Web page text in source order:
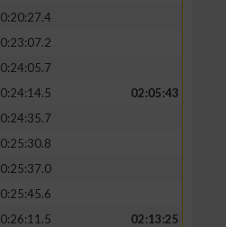
02:05:43
02:13:25